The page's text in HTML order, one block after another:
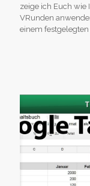
zeige ich Euch wie
VRunden
einem